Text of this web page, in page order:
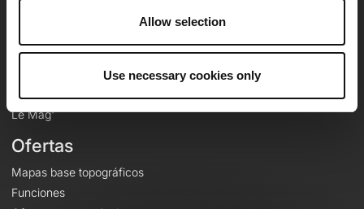
Allow selection
Use necessary cookies only
OpenRunner
Empleo
Le Mag'
Ofertas
Mapas base topográficos
Funciones